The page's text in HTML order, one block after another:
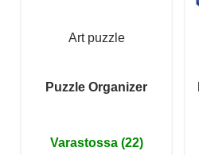
Art puzzle
Puzzle Organizer
Varastossa (22)